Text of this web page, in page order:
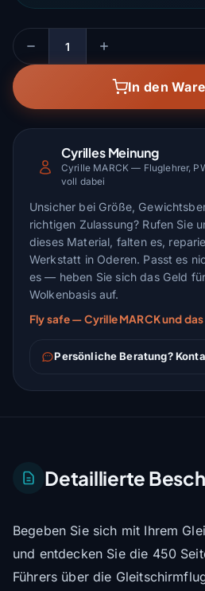
Menge
In den
Cyrilles Meinung
Cyrille MARCK — Fluglehrer,
voll dabei
Unsicher bei Größe,
richtigen Zulassung? Rufen Sie
dieses Material, falten es,
Werkstatt in Oderen. Passt es
es — heben Sie sich das Geld
Wolkenbasis auf.
Fly safe — Cyrille MARCK und
Persönliche Beratung?
Detaillierte
Begeben Sie sich mit Ihrem
und entdecken Sie die 450
Führers über die